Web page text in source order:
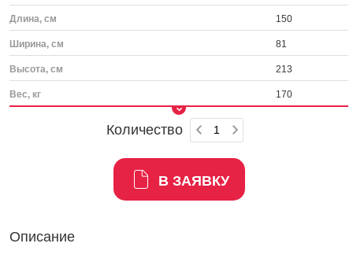
Длина, см 150
Ширина, см 81
Высота, см 213
Вес, кг 170
Количество
В ЗАЯВКУ
Описание